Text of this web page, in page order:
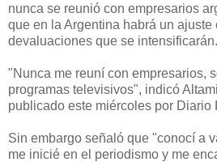
nunca se reunió con empresarios
que en la Argentina habrá un
devaluaciones que se intensificarán.
"Nunca me reuní con empresarios,
programas televisivos", indicó
publicado este miércoles por Diario
Sin embargo señaló que "conocí a
me inicié en el periodismo y me